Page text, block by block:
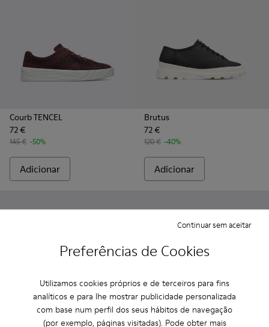
Preferências de Cookies
Utilizamos cookies próprios e de terceiros para fins
analíticos e para lhe mostrar publicidade personalizada
com base num perfil dos seus hábitos de navegação
(por exemplo, páginas visitadas). Pode obter mais
Continuar sem aceitar
Courb TENCEL
72 €
145 € -50%
Adicionar
Brutus
72 €
120 € -40%
Adicionar